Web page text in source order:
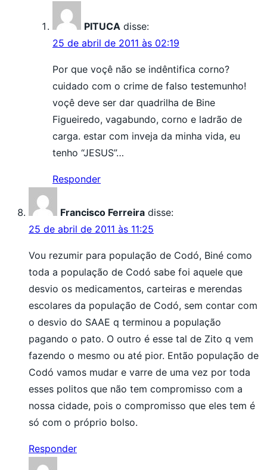
PITUCA disse:
25 de abril de 2011 às 02:19
Por que voçê não se indêntifica corno?
cuidado com o crime de falso testemunho!
voçê deve ser dar quadrilha de Bine
Figueiredo, vagabundo, corno e ladrão de
carga. estar com inveja da minha vida, eu
tenho “JESUS”…
Responder
Francisco Ferreira disse:
25 de abril de 2011 às 11:25
Vou rezumir para população de Codó, Biné como
toda a população de Codó sabe foi aquele que
desvio os medicamentos, carteiras e merendas
escolares da população de Codó, sem contar com
o desvio do SAAE q terminou a população
pagando o pato. O outro é esse tal de Zito q vem
fazendo o mesmo ou até pior. Então população de
Codó vamos mudar e varre de uma vez por toda
esses politos que não tem compromisso com a
nossa cidade, pois o compromisso que eles tem é
só com o próprio bolso.
Responder